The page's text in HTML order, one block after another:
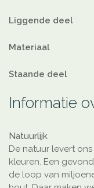
Liggende deel
Materiaal
Staande deel
Informatie
Natuurlijk
De natuur levert
kleuren. Een
de loop van